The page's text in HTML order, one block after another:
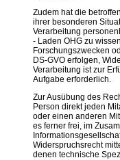
Zudem hat die
ihrer besonderen
Verarbeitung
- Laden OHG zu
Forschungszwecken
DS-GVO erfolgen,
Verarbeitung ist zur
Aufgabe erforderlich.
Zur Ausübung des
Person direkt jeden
oder einen anderen
es ferner frei, im
Widerspruchsrecht
denen technische